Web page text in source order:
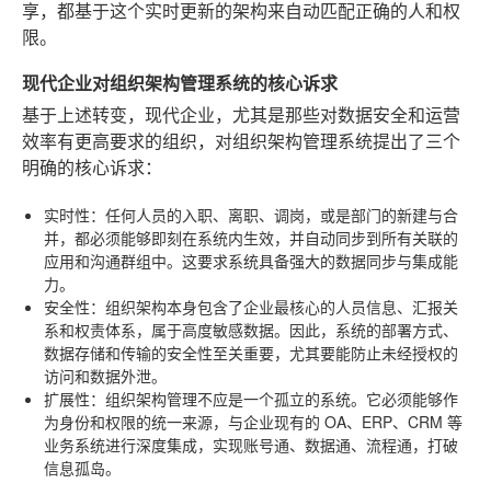
享，都基于这个实时更新的架构来自动匹配正确的人和权
限。
现代企业对组织架构管理系统的核心诉求
基于上述转变，现代企业，尤其是那些对数据安全和运营
效率有更高要求的组织，对组织架构管理系统提出了三个
明确的核心诉求：
实时性：任何人员的入职、离职、调岗，或是部门的新建与合
并，都必须能够即刻在系统内生效，并自动同步到所有关联的
应用和沟通群组中。这要求系统具备强大的数据同步与集成能
力。
安全性：组织架构本身包含了企业最核心的人员信息、汇报关
系和权责体系，属于高度敏感数据。因此，系统的部署方式、
数据存储和传输的安全性至关重要，尤其要能防止未经授权的
访问和数据外泄。
扩展性：组织架构管理不应是一个孤立的系统。它必须能够作
为身份和权限的统一来源，与企业现有的 OA、ERP、CRM 等
业务系统进行深度集成，实现账号通、数据通、流程通，打破
信息孤岛。